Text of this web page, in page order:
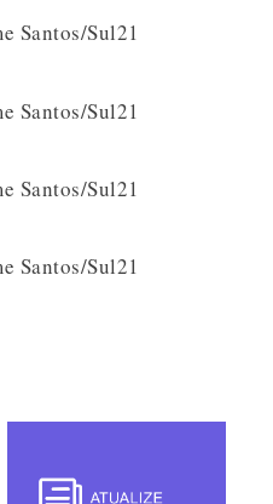
Santos/Sul21
Santos/Sul21
Santos/Sul21
Santos/Sul21